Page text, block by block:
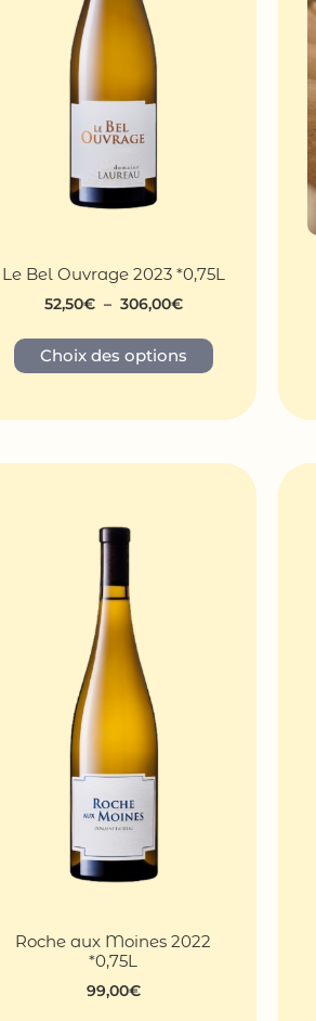
Le Bel Ouvrage 2023 *0,75L
52,50€ – 306,00€
Choix des options
Roche aux Moines 2022
*0,75L
99,00€